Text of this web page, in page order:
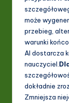
może
przebieg,
warunki
AI dostarcza
nauczyciel.
dokładnie
Zmniejsza